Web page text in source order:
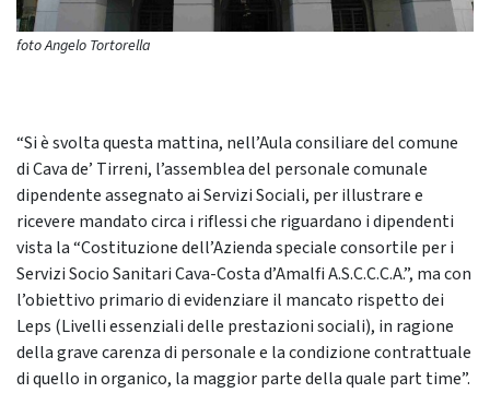
foto Angelo Tortorella
“Si è svolta questa mattina, nell’Aula consiliare del comune
di Cava de’ Tirreni, l’assemblea del personale comunale
dipendente assegnato ai Servizi Sociali, per illustrare e
ricevere mandato circa i riflessi che riguardano i dipendenti
vista la “Costituzione dell’Azienda speciale consortile per i
Servizi Socio Sanitari Cava-Costa d’Amalfi A.S.C.C.C.A.”, ma con
l’obiettivo primario di evidenziare il mancato rispetto dei
Leps (Livelli essenziali delle prestazioni sociali), in ragione
della grave carenza di personale e la condizione contrattuale
di quello in organico, la maggior parte della quale part time”.